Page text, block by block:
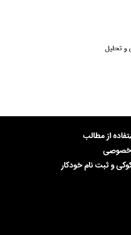
و تحلیل
از مطالب
خصوصی
و ثبت نام خودکار